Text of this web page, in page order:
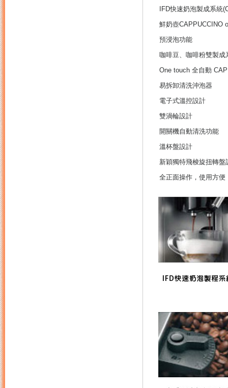
IFD快速奶泡製成系統
鮮奶壺CAPPUCCINO
預浸泡功能
咖啡豆、咖啡粉雙製成
One touch 全自動
易拆卸清洗沖泡器
電子式溫控設計
雙渦輪設計
開關機自動清洗功能
溫杯盤設計
新穎獨特飛梭旋扭轉盤
全正面操作，使用方便